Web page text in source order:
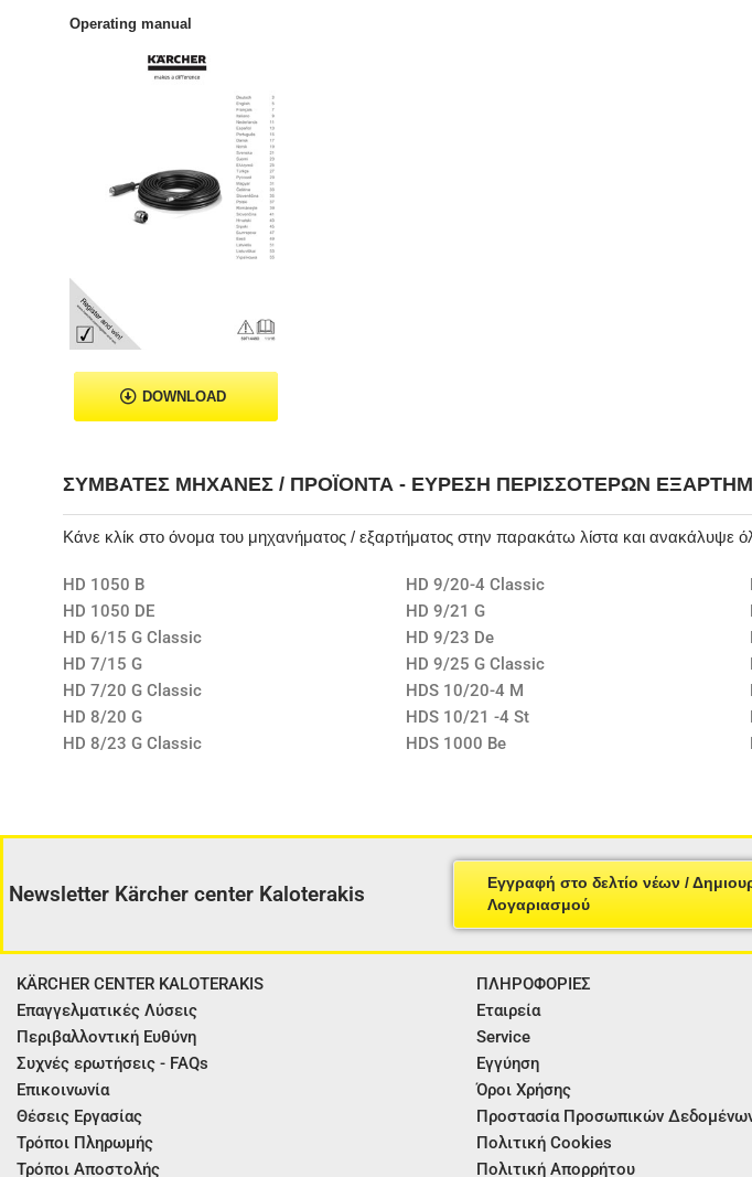
Operating manual
DOWNLOAD
ΣΥΜΒΑΤΈΣ ΜΗΧΑΝΈΣ / ΠΡΟΪΌΝΤΑ - ΕΎΡΕΣΗ ΠΕΡΙΣΣΌΤΕΡΩΝ
Κάνε κλίκ στο όνομα του μηχανήματος / εξαρτήματος στην παρακάτω λίστα και ανακάλυψε
HD 1050 B
HD 1050 DE
HD 6/15 G Classic
HD 7/15 G
HD 7/20 G Classic
HD 8/20 G
HD 8/23 G Classic
HD 9/20-4 Classic
HD 9/21 G
HD 9/23 De
HD 9/25 G Classic
HDS 10/20-4 M
HDS 10/21 -4 St
HDS 1000 Be
Newsletter Kärcher center Kaloterakis
Εγγραφή στο δελτίο νέων /
Λογαριασμού
KÄRCHER CENTER KALOTERAKIS
Επαγγελματικές Λύσεις
Περιβαλλοντική Ευθύνη
Συχνές ερωτήσεις - FAQs
Επικοινωνία
Θέσεις Εργασίας
Τρόποι Πληρωμής
Τρόποι Αποστολής
ΠΛΗΡΟΦΟΡΙΕΣ
Εταιρεία
Service
Εγγύηση
Όροι Χρήσης
Προστασία Προσωπικών
Πολιτική Cookies
Πολιτική Απορρήτου